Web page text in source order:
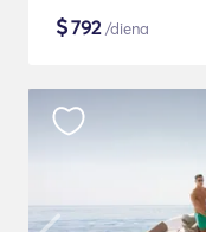
$792/diena